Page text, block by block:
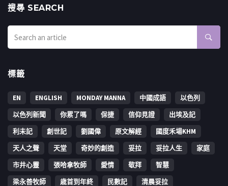
搜㝷 SEARCH
標籤
EN ENGLISH MONDAY MANNA 中國成語
以色列
以色列新聞
你累了嗎 保捷 信仰見證
出埃及記
利未記
創世記 劉國偉 原文解經
國度禾場KHM
天人之聲
天堂 奇妙的創造 妥拉 妥拉人生
家庭
市井心靈
張哈拿牧師 愛情 敬拜
智慧
梁永善牧師
歳首到年終 民數記 清晨妥拉